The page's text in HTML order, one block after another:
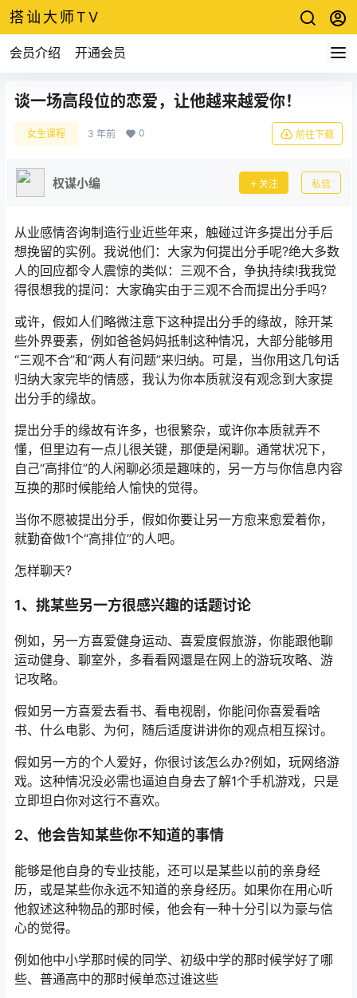
搭讪大师TV
会员介绍 开通会员
谈一场高段位的恋爱，让他越来越爱你！
女生课程 3 年前 0 前往下载
权谋小编 关注 私信
从业感情咨询制造行业近些年来，触碰过许多提出分手后
想挽留的实例。我说他们：大家为何提出分手呢?绝大多数
人的回应都令人震惊的类似：三观不合，争执持续!我我觉
得很想我的提问：大家确实由于三观不合而提出分手吗?
或许，假如人们略微注意下这种提出分手的缘故，除开某
些外界要素，例如爸爸妈妈抵制这种情况，大部分能够用
“三观不合”和“两人有问题”来归纳。可是，当你用这几句话
归纳大家完毕的情感，我认为你本质就沒有观念到大家提
出分手的缘故。
提出分手的缘故有许多，也很繁杂，或许你本质就弄不
懂，但里边有一点儿很关键，那便是闲聊。通常状况下，
自己“高排位”的人闲聊必须是趣味的，另一方与你信息内容
互换的那时候能给人愉快的觉得。
当你不愿被提出分手，假如你要让另一方愈来愈爱着你，
就勤奋做1个“高排位”的人吧。
怎样聊天?
1、挑某些另一方很感兴趣的话题讨论
例如，另一方喜爱健身运动、喜爱度假旅游，你能跟他聊
运动健身、聊室外，多看看网還是在网上的游玩攻略、游
记攻略。
假如另一方喜爱去看书、看电视剧，你能问你喜爱看啥
书、什么电影、为何，随后适度讲讲你的观点相互探讨。
假如另一方的个人爱好，你很讨该怎么办?例如，玩网络游
戏。这种情况没必需也逼迫自身去了解1个手机游戏，只是
立即坦白你对这行不喜欢。
2、他会告知某些你不知道的事情
能够是他自身的专业技能，还可以是某些以前的亲身经
历，或是某些你永远不知道的亲身经历。如果你在用心听
他叙述这种物品的那时候，他会有一种十分引以为豪与信
心的觉得。
例如他中小学那时候的同学、初级中学的那时候学好了哪
些、普通高中的那时候单恋过谁这些